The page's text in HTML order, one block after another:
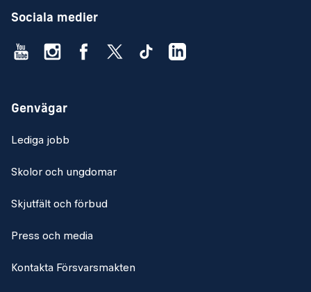
Sociala medier
Genvägar
Lediga jobb
Skolor och ungdomar
Skjutfält och förbud
Press och media
Kontakta Försvarsmakten